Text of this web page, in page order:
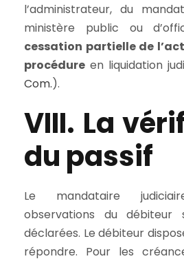
l’administrateur, du
ministère public ou
cessation partielle de
procédure en liquidation
Com.).
VIII. La
du passif
Le mandataire
observations du débiteur
déclarées. Le débiteur
répondre. Pour les